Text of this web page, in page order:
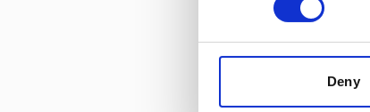
Deny
• Undertrykking av
• Enkelte sykdommer,